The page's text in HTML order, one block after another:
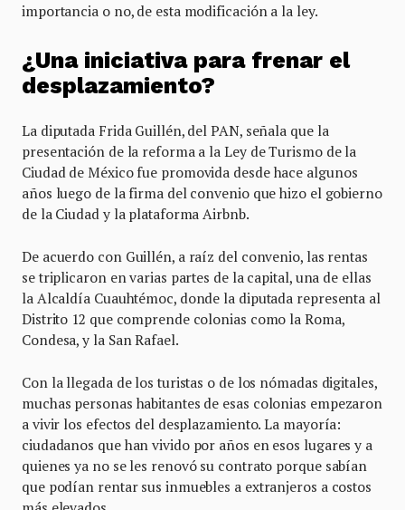
importancia o no, de esta modificación a la ley.
¿Una iniciativa para frenar el
desplazamiento?
La diputada Frida Guillén, del PAN, señala que la
presentación de la reforma a la Ley de Turismo de la
Ciudad de México fue promovida desde hace algunos
años luego de la firma del convenio que hizo el gobierno
de la Ciudad y la plataforma Airbnb.
De acuerdo con Guillén, a raíz del convenio, las rentas
se triplicaron en varias partes de la capital, una de ellas
la Alcaldía Cuauhtémoc, donde la diputada representa al
Distrito 12 que comprende colonias como la Roma,
Condesa, y la San Rafael.
Con la llegada de los turistas o de los nómadas digitales,
muchas personas habitantes de esas colonias empezaron
a vivir los efectos del desplazamiento. La mayoría:
ciudadanos que han vivido por años en esos lugares y a
quienes ya no se les renovó su contrato porque sabían
que podían rentar sus inmuebles a extranjeros a costos